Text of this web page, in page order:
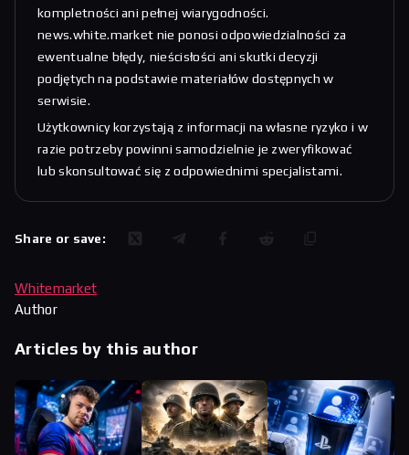
kompletności ani pełnej wiarygodności.
news.white.market nie ponosi odpowiedzialności za
ewentualne błędy, nieścisłości ani skutki decyzji
podjętych na podstawie materiałów dostępnych w
serwisie.
Użytkownicy korzystają z informacji na własne ryzyko i w
razie potrzeby powinni samodzielnie je zweryfikować
lub skonsultować się z odpowiednimi specjalistami.
Share or save:
Whitemarket
Author
Articles by this author